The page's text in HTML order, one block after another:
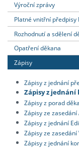
Výroční zprávy
Platné vnitřní předpisy
Rozhodnutí a sdělení
Opatření děkana
Zápisy
Zápisy z jednání
Zápisy z jednání
Zápisy z porad
Zápisy ze zasedání
Zápisy z jednání
Zápisy ze zasedání
Zápisy z jednání